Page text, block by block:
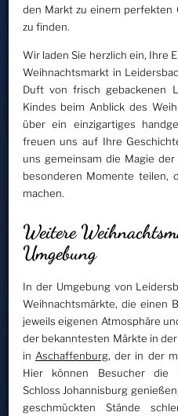
den Markt zu einem perfekten
zu finden.
Wir laden Sie herzlich ein, Ihre
Weihnachtsmarkt in
Duft von frisch gebackenen
Kindes beim Anblick des
über ein einzigartiges
freuen uns auf Ihre
uns gemeinsam die Magie
besonderen Momente teilen,
machen.
Weitere
Umgebung
In der Umgebung von
Weihnachtsmärkte, die einen
jeweils eigenen Atmosphäre
der bekanntesten Märkte in
in Aschaffenburg, der in der
Hier können Besucher die
Schloss Johannisburg
geschmückten Stände